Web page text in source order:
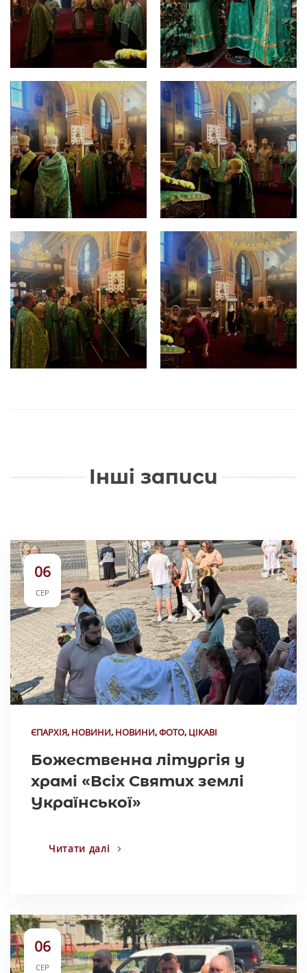
Інші записи
06
СЕР
ЄПАРХІЯ, НОВИНИ, НОВИНИ,ФОТО, ЦІКАВІ
Божественна літургія у
храмі «Всіх Святих землі
Української»
Читати далі
06
СЕР